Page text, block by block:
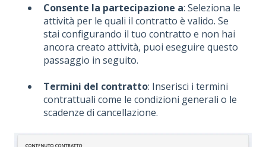
Consente la partecipazione a: Seleziona le
attività per le quali il contratto è valido. Se
stai configurando il tuo contratto e non hai
ancora creato attività, puoi eseguire questo
passaggio in seguito.
Termini del contratto: Inserisci i termini
contrattuali come le condizioni generali o le
scadenze di cancellazione.